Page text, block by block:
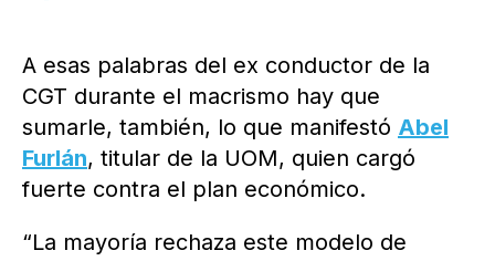
A esas palabras del ex conductor de la
CGT durante el macrismo hay que
sumarle, también, lo que manifestó Abel
Furlán, titular de la UOM, quien cargó
fuerte contra el plan económico.
“La mayoría rechaza este modelo de